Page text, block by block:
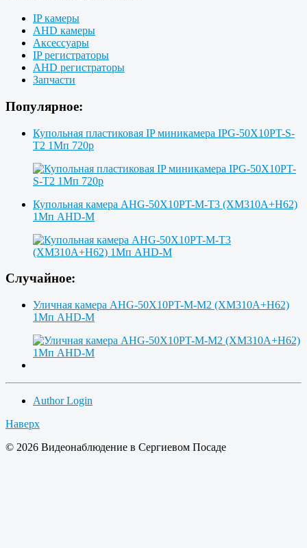
IP камеры
AHD камеры
Аксессуары
IP регистраторы
AHD регистраторы
Запчасти
Популярное:
Купольная пластиковая IP миникамера IPG-50X10PT-S-
T2 1Мп 720p
Купольная камера AHG-50X10PT-M-T3 (XM310A+H62)
1Мп AHD-M
Случайное:
Уличная камера AHG-50X10PT-M-M2 (XM310A+H62)
1Мп AHD-M
Author Login
Наверх
© 2026 Видеонаблюдение в Сергиевом Посаде